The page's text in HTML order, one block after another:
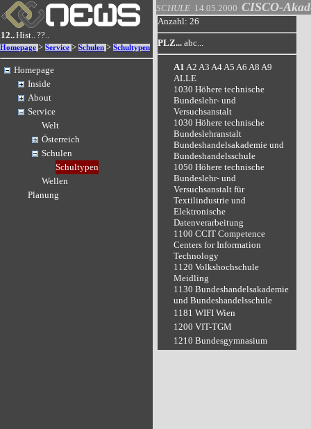
12..Hist..??..
Homepage > Service > Schulen > Schultypen
Homepage
Inside
About
Service
Welt
Österreich
Schulen
Schultypen
Wellen
Planung
SCHULE 14.05.2000 CISCO-
Anzahl: 26
PLZ... abc...
A1 A2 A3 A4 A5 A6 A8 A9
ALLE
1030 Höhere technische
Bundeslehr- und
Versuchsanstalt
1030 Höhere technische
Bundeslehranstalt
Bundeshandelsakademie und
Bundeshandelsschule
1050 Höhere technische
Bundeslehr- und
Versuchsanstalt für
Textilindustrie und
Elektronische
Datenverarbeitung
1100 CCIT Competence
Centers for Information
Technology
1120 Volkshochschule
Meidling
1130 Bundeshandelsakademie
und Bundeshandelsschule
1181 WIFI Wien
1200 VIT-TGM
1210 Bundesgymnasium